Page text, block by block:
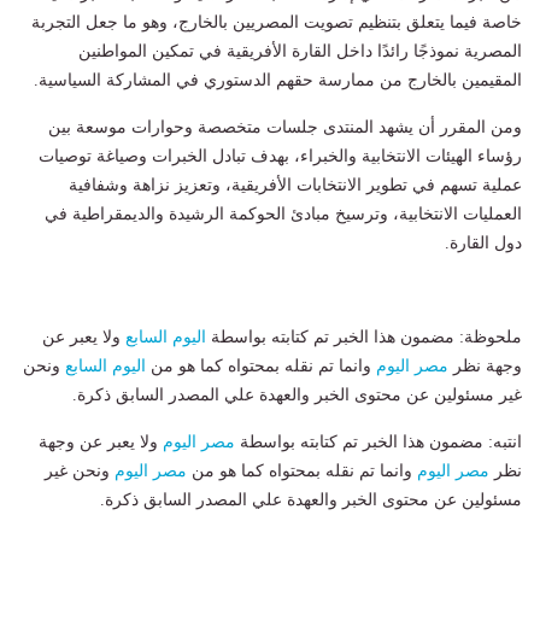
خاصة فيما يتعلق بتنظيم تصويت المصريين بالخارج، وهو ما جعل التجربة
المصرية نموذجًا رائدًا داخل القارة الأفريقية في تمكين المواطنين
المقيمين بالخارج من ممارسة حقهم الدستوري في المشاركة السياسية.
ومن المقرر أن يشهد المنتدى جلسات متخصصة وحوارات موسعة بين
رؤساء الهيئات الانتخابية والخبراء، بهدف تبادل الخبرات وصياغة توصيات
عملية تسهم في تطوير الانتخابات الأفريقية، وتعزيز نزاهة وشفافية
العمليات الانتخابية، وترسيخ مبادئ الحوكمة الرشيدة والديمقراطية في
دول القارة.
ملحوظة: مضمون هذا الخبر تم كتابته بواسطة اليوم السابع ولا يعبر عن
وجهة نظر مصر اليوم وانما تم نقله بمحتواه كما هو من اليوم السابع ونحن
غير مسئولين عن محتوى الخبر والعهدة علي المصدر السابق ذكرة.
انتبه: مضمون هذا الخبر تم كتابته بواسطة مصر اليوم ولا يعبر عن وجهة
نظر مصر اليوم وانما تم نقله بمحتواه كما هو من مصر اليوم ونحن غير
مسئولين عن محتوى الخبر والعهدة علي المصدر السابق ذكرة.